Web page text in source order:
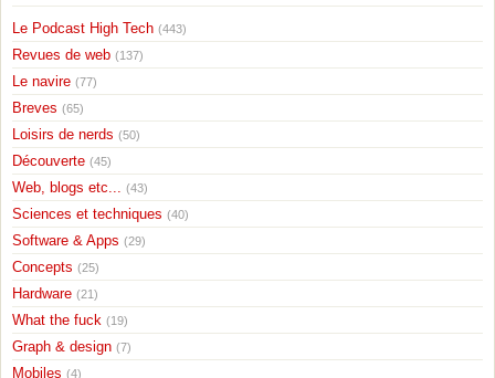
Le Podcast High Tech (443)
Revues de web (137)
Le navire (77)
Breves (65)
Loisirs de nerds (50)
Découverte (45)
Web, blogs etc... (43)
Sciences et techniques (40)
Software & Apps (29)
Concepts (25)
Hardware (21)
What the fuck (19)
Graph & design (7)
Mobiles (4)